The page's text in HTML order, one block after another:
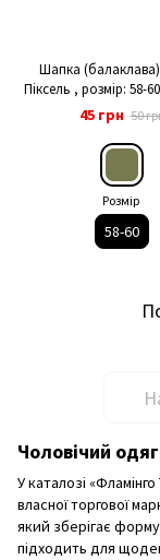
Шапка
Піксель , розмір: 58-
127
45 грн 50
Розмір
58-60
Чоловічий
У каталозі
власної торгової
який зберігає
підходить для